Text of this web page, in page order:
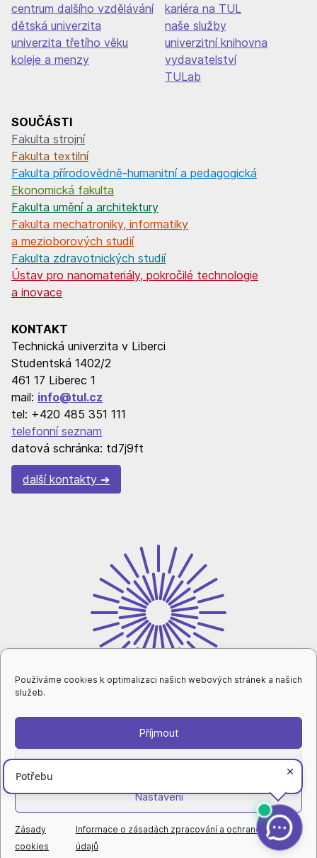
Používáme cookies k optimalizaci našich webových stránek a našich
služeb.
Příjmout
Zavřít
Nastavení
Zásady
cookies
Informace o zásadách zpracování a ochraně osobních
údajů
centrum dalšího vzdělávání
dětská univerzita
univerzita třetího věku
koleje a menzy
kariéra na TUL
naše služby
univerzitní knihovna
vydavatelství
TULab
SOUČÁSTI
Fakulta strojní
Fakulta textilní
Fakulta přírodovědně-humanitní a pedagogická
Ekonomická fakulta
Fakulta umění a architektury
Fakulta mechatroniky, informatiky
a mezioborových studií
Fakulta zdravotnických studií
Ústav pro nanomateriály, pokročilé technologie
a inovace
KONTAKT
Technická univerzita v Liberci
Studentská 1402/2
461 17 Liberec 1
mail: info@tul.cz
tel: +420 485 351 111
telefonní seznam
datová schránka: td7j9ft
další kontakty
intranet
ochrana osobních údajů|nastavení cookies|
prohlášení o přístupnosti|rovné příležitosti a diverzita|
© Technická univerzita v Liberci